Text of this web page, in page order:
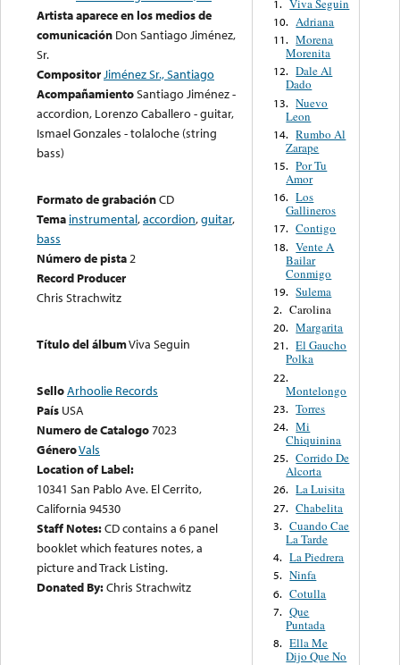
Artista aparece en los medios de
comunicación Don Santiago Jiménez,
Sr.
CompositorJiménez Sr., Santiago
AcompañamientoSantiago Jiménez -
accordion, Lorenzo Caballero - guitar,
Ismael Gonzales - tolaloche (string
bass)
Formato de grabaciónCD
Tema instrumental,accordion,guitar,
bass
Número de pista2
Record Producer
Chris Strachwitz
Título del álbumViva Seguin
SelloArhoolie Records
País USA
Numero de Catalogo7023
GéneroVals
Location of Label:
10341 San Pablo Ave. El Cerrito,
California 94530
Staff Notes:CD contains a 6 panel
booklet which features notes, a
picture and Track Listing.
Donated By:Chris Strachwitz
1. Viva Seguin
10. Adriana
11. Morena
Morenita
12. Dale Al
Dado
13. Nuevo
Leon
14. Rumbo Al
Zarape
15. Por Tu
Amor
16. Los
Gallineros
17. Contigo
18. Vente A
Bailar
Conmigo
19. Sulema
2. Carolina
20. Margarita
21. El Gaucho
Polka
22.
Montelongo
23. Torres
24. Mi
Chiquinina
25. Corrido De
Alcorta
26. La Luisita
27. Chabelita
3. Cuando Cae
La Tarde
4. La Piedrera
5. Ninfa
6. Cotulla
7. Que
Puntada
8. Ella Me
Dijo Que No